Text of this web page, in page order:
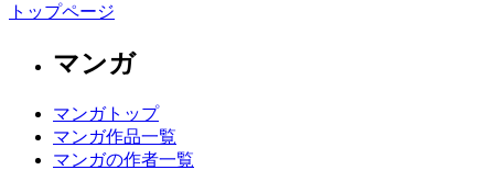
トップページ
マンガ
マンガトップ
マンガ作品一覧
マンガの作者一覧